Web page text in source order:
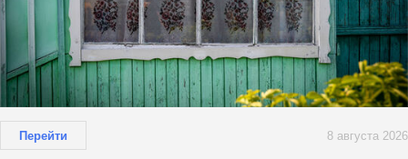
Перейти 8 августа 2026